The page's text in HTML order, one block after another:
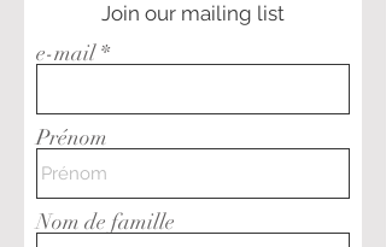
Join our mailing list
e-mail
Prénom
Nom de famille